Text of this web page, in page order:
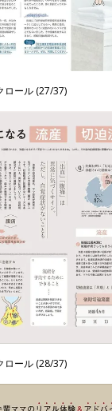
ロール (27/37)
ロール (28/37)